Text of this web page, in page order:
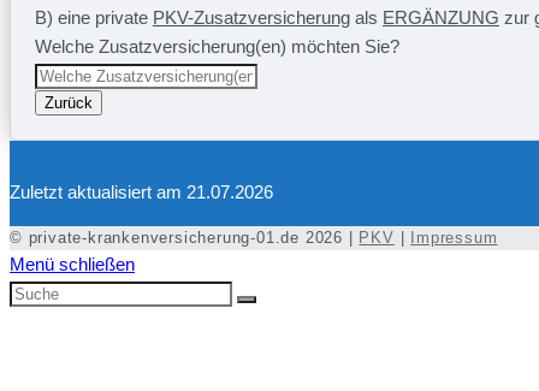
B) eine private PKV-Zusatzversicherung als ERGÄNZUNG zur
Welche Zusatzversicherung(en) möchten Sie?
Zurück
Zuletzt aktualisiert am 21.07.2026
© private-krankenversicherung-01.de 2026 | PKV | Impressum
Menü schließen